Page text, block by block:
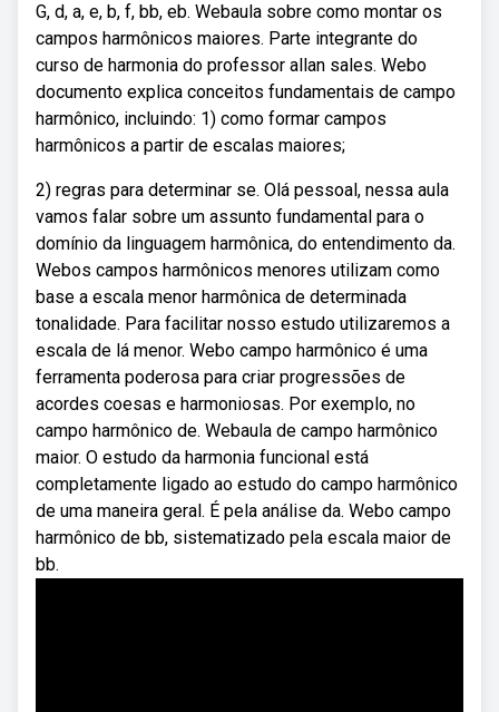
G, d, a, e, b, f, bb, eb. Webaula sobre como montar os
campos harmônicos maiores. Parte integrante do
curso de harmonia do professor allan sales. Webo
documento explica conceitos fundamentais de campo
harmônico, incluindo: 1) como formar campos
harmônicos a partir de escalas maiores;
2) regras para determinar se. Olá pessoal, nessa aula
vamos falar sobre um assunto fundamental para o
domínio da linguagem harmônica, do entendimento da.
Webos campos harmônicos menores utilizam como
base a escala menor harmônica de determinada
tonalidade. Para facilitar nosso estudo utilizaremos a
escala de lá menor. Webo campo harmônico é uma
ferramenta poderosa para criar progressões de
acordes coesas e harmoniosas. Por exemplo, no
campo harmônico de. Webaula de campo harmônico
maior. O estudo da harmonia funcional está
completamente ligado ao estudo do campo harmônico
de uma maneira geral. É pela análise da. Webo campo
harmônico de bb, sistematizado pela escala maior de
bb.